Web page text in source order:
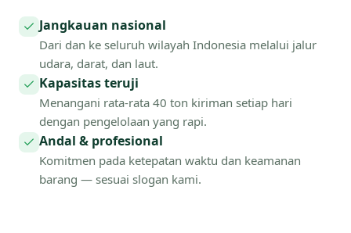
Jangkauan nasional
Dari dan ke seluruh wilayah Indonesia melalui jalur
udara, darat, dan laut.
Kapasitas teruji
Menangani rata-rata 40 ton kiriman setiap hari
dengan pengelolaan yang rapi.
Andal & profesional
Komitmen pada ketepatan waktu dan keamanan
barang — sesuai slogan kami.